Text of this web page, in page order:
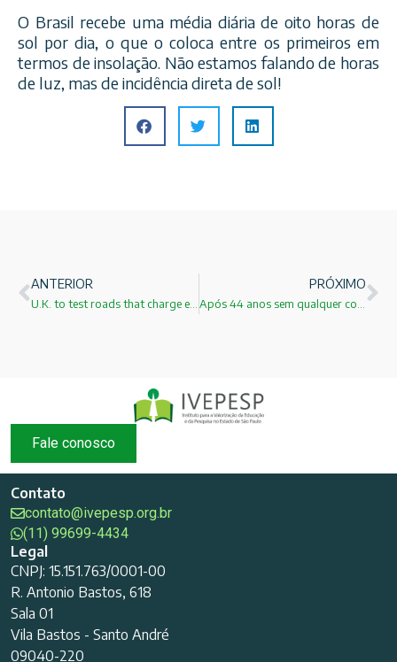
O Brasil recebe uma média diária de oito horas de
sol por dia, o que o coloca entre os primeiros em
termos de insolação. Não estamos falando de horas
de luz, mas de incidência direta de sol!
ANTERIOR PRÓXIMO
Fale conosco
Contato
contato@ivepesp.org.br
(11) 99699-4434
Legal
CNPJ: 15.151.763/0001-00
R. Antonio Bastos, 618
Sala 01
Vila Bastos - Santo André
09040-220